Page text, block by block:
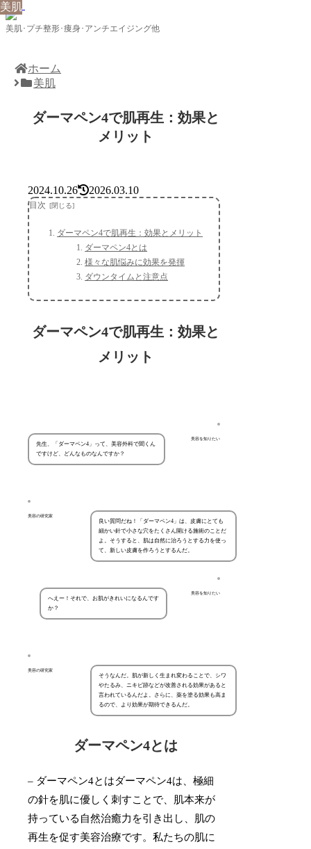
美肌･プチ整形･痩身･アンチエイジング他
ホーム
美肌
ダーマペン4で肌再生：効果と
メリット
美肌
2024.10.26 2026.03.10
目次
ダーマペン4で肌再生：効果とメリット
ダーマペン4とは
様々な肌悩みに効果を発揮
ダウンタイムと注意点
ダーマペン4で肌再生：効果と
メリット
美容を知りたい
先生、「ダーマペン4」って、美容外科で聞くん
ですけど、どんなものなんですか？
美容の研究家
良い質問だね！「ダーマペン4」は、皮膚にとても
細かい針で小さな穴をたくさん開ける施術のことだ
よ。そうすると、肌は自然に治ろうとする力を使っ
て、新しい皮膚を作ろうとするんだ。
美容を知りたい
へえー！それで、お肌がきれいになるんです
か？
美容の研究家
そうなんだ。肌が新しく生まれ変わることで、シワ
やたるみ、ニキビ跡などが改善される効果があると
言われているんだよ。さらに、薬を塗る効果も高ま
るので、より効果が期待できるんだ。
ダーマペン4とは
– ダーマペン4とはダーマペン4は、極細
の針を肌に優しく刺すことで、肌本来が
持っている自然治癒力を引き出し、肌の
再生を促す美容治療です。私たちの肌に
美肌